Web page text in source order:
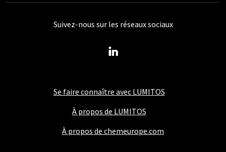
Se faire connaître avec LUMITOS
À propos de LUMITOS
À propos de chemeurope.com
Suivez-nous sur les réseaux sociaux